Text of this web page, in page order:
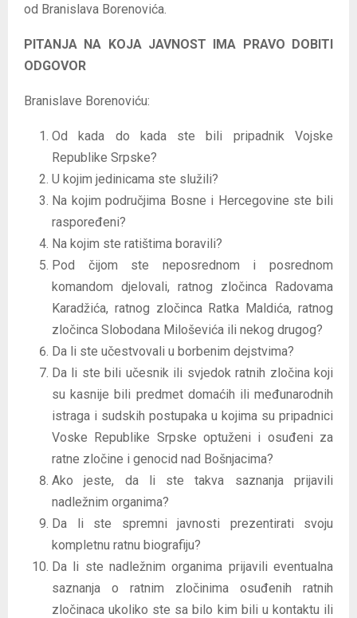
a
od Branislava Borenovića.
PITANJA NA KOJA JAVNOST IMA PRAVO DOBITI
ODGOVOR
Branislave Borenoviću:
Od kada do kada ste bili pripadnik Vojske
Republike Srpske?
U kojim jedinicama ste služili?
Na kojim područjima Bosne i Hercegovine ste bili
raspoređeni?
Na kojim ste ratištima boravili?
Pod čijom ste neposrednom i posrednom
komandom djelovali, ratnog zločinca Radovama
Karadžića, ratnog zločinca Ratka Maldića, ratnog
zločinca Slobodana Miloševića ili nekog drugog?
Da li ste učestvovali u borbenim dejstvima?
Da li ste bili učesnik ili svjedok ratnih zločina koji
su kasnije bili predmet domaćih ili međunarodnih
istraga i sudskih postupaka u kojima su pripadnici
Voske Republike Srpske optuženi i osuđeni za
ratne zločine i genocid nad Bošnjacima?
Ako jeste, da li ste takva saznanja prijavili
nadležnim organima?
Da li ste spremni javnosti prezentirati svoju
kompletnu ratnu biografiju?
Da li ste nadležnim organima prijavili eventualna
saznanja o ratnim zločinima osuđenih ratnih
zločinaca ukoliko ste sa bilo kim bili u kontaktu ili